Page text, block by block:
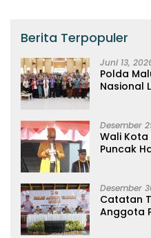
Berita Terpopuler
Juni 13,
Polda
Nasional
Desember
Wali Kota
Puncak
Desember
Catatan
Anggota